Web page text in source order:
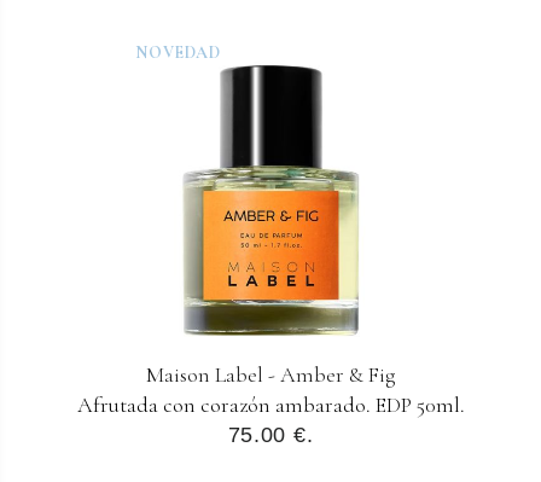
NOVEDAD
Maison Label - Amber & Fig
Afrutada con corazón ambarado. EDP 50ml.
75.00 €.